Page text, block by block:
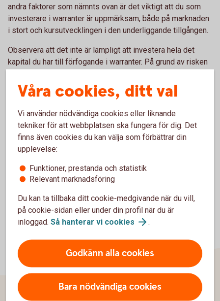
andra faktorer som nämnts ovan är det viktigt att du som
investerare i warranter är uppmärksam, både på marknaden
i stort och kursutvecklingen i den underliggande tillgången.
Observera att det inte är lämpligt att investera hela det
kapital du har till förfogande i warranter. På grund av risken
lämpligt att investera ett mindre belopp i warranter och
resterande belopp i säkrare placeringar.
Den som köper en warrant tar en kreditrisk på utfärdaren.
Risken finns att utfärdaren inte kan fullgöra sitt åtagande på
slutdagen. När du tänker handla warranter är det därför
viktigt att handla av utfärdare med hög kreditvärdighet.
Våra cookies, ditt val
Vi använder nödvändiga cookies eller liknande
tekniker för att webbplatsen ska fungera för dig. Det
finns även cookies du kan välja som förbättrar din
upplevelse:
Funktioner, prestanda och statistik
Relevant marknadsföring
Du kan ta tillbaka ditt cookie-medgivande när du vill,
på cookie-sidan eller under din profil när du är
inloggad. Så hanterar vi cookies .
Godkänn alla cookies
Bara nödvändiga cookies